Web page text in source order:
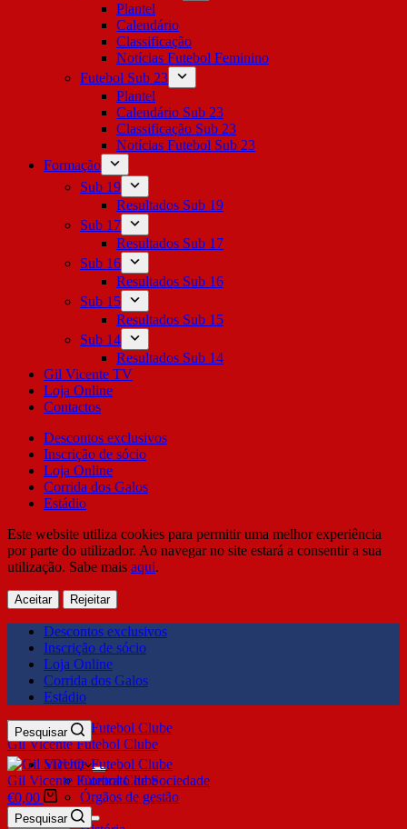
Plantel
Calendário
Classificação
Notícias Futebol Feminino
Futebol Sub 23
Plantel
Calendário Sub 23
Classificação Sub 23
Notícias Futebol Sub 23
Formação
Sub 19
Resultados Sub 19
Sub 17
Resultados Sub 17
Sub 16
Resultados Sub 16
Sub 15
Resultados Sub 15
Sub 14
Resultados Sub 14
Gil Vicente TV
Loja Online
Contactos
Descontos exclusivos
Inscrição de sócio
Loja Online
Corrida dos Galos
Estádio
Este website utiliza cookies para permitir uma melhor experiência
por parte do utilizador. Ao navegar no site estará a consentir a sua
utilização. Sabe mais aqui.
Aceitar Rejeitar
Descontos exclusivos
Inscrição de sócio
Loja Online
Corrida dos Galos
Estádio
Gil Vicente Futebol Clube
Pesquisar
SDUQ
Contrato de Sociedade
Órgãos de gestão
Clube
Gil Vicente Futebol Clube
€0,00
Pesquisar